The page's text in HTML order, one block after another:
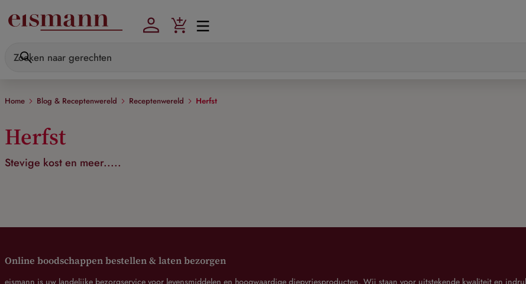
Home Blog & Receptenwereld Receptenwereld Herfst
Herfst
Stevige kost en meer.....
Online boodschappen bestellen & laten bezorgen